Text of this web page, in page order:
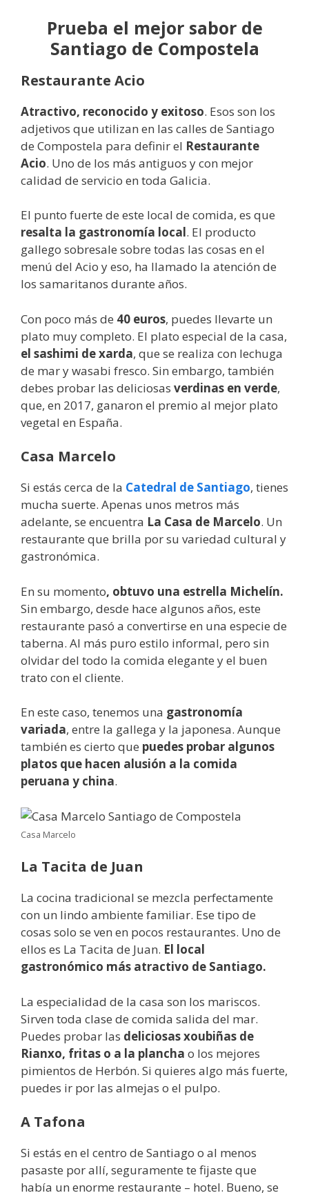
Prueba el mejor sabor de
Santiago de Compostela
Restaurante Acio
Atractivo, reconocido y exitoso. Esos son los
adjetivos que utilizan en las calles de Santiago
de Compostela para definir el Restaurante
Acio. Uno de los más antiguos y con mejor
calidad de servicio en toda Galicia.
El punto fuerte de este local de comida, es que
resalta la gastronomía local. El producto
gallego sobresale sobre todas las cosas en el
menú del Acio y eso, ha llamado la atención de
los samaritanos durante años.
Con poco más de 40 euros, puedes llevarte un
plato muy completo. El plato especial de la casa,
el sashimi de xarda, que se realiza con lechuga
de mar y wasabi fresco. Sin embargo, también
debes probar las deliciosas verdinas en verde,
que, en 2017, ganaron el premio al mejor plato
vegetal en España.
Casa Marcelo
Si estás cerca de la Catedral de Santiago, tienes
mucha suerte. Apenas unos metros más
adelante, se encuentra La Casa de Marcelo. Un
restaurante que brilla por su variedad cultural y
gastronómica.
En su momento, obtuvo una estrella Michelín.
Sin embargo, desde hace algunos años, este
restaurante pasó a convertirse en una especie de
taberna. Al más puro estilo informal, pero sin
olvidar del todo la comida elegante y el buen
trato con el cliente.
En este caso, tenemos una gastronomía
variada, entre la gallega y la japonesa. Aunque
también es cierto que puedes probar algunos
platos que hacen alusión a la comida
peruana y china.
Casa Marcelo
La Tacita de Juan
La cocina tradicional se mezcla perfectamente
con un lindo ambiente familiar. Ese tipo de
cosas solo se ven en pocos restaurantes. Uno de
ellos es La Tacita de Juan. El local
gastronómico más atractivo de Santiago.
La especialidad de la casa son los mariscos.
Sirven toda clase de comida salida del mar.
Puedes probar las deliciosas xoubiñas de
Rianxo, fritas o a la plancha o los mejores
pimientos de Herbón. Si quieres algo más fuerte,
puedes ir por las almejas o el pulpo.
A Tafona
Si estás en el centro de Santiago o al menos
pasaste por allí, seguramente te fijaste que
había un enorme restaurante – hotel. Bueno, se